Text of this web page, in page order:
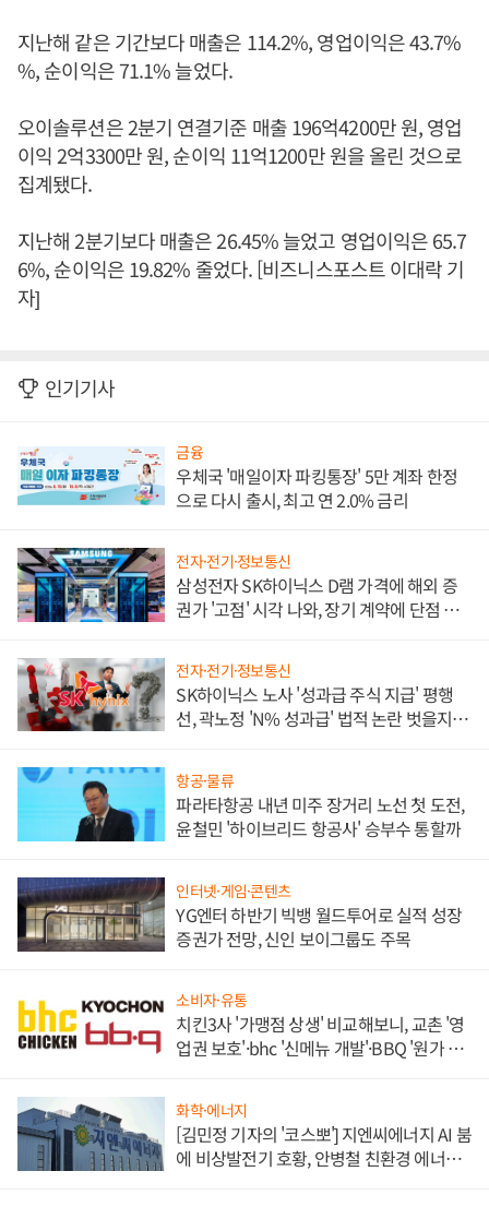
지난해 같은 기간보다 매출은 114.2%, 영업이익은 43.7%
%, 순이익은 71.1% 늘었다.
오이솔루션은 2분기 연결기준 매출 196억4200만 원, 영업
이익 2억3300만 원, 순이익 11억1200만 원을 올린 것으로
집계됐다.
지난해 2분기보다 매출은 26.45% 늘었고 영업이익은 65.7
6%, 순이익은 19.82% 줄었다. [비즈니스포스트 이대락 기
자]
인기기사
금융
우체국 '매일이자 파킹통장' 5만 계좌 한정
으로 다시 출시, 최고 연 2.0% 금리
전자·전기·정보통신
삼성전자 SK하이닉스 D램 가격에 해외 증
권가 '고점' 시각 나와, 장기 계약에 단점 부
전자·전기·정보통신
SK하이닉스 노사 '성과급 주식 지급' 평행
선, 곽노정 'N% 성과급' 법적 논란 벗을지 주
항공·물류
파라타항공 내년 미주 장거리 노선 첫 도전,
윤철민 '하이브리드 항공사' 승부수 통할까
인터넷·게임·콘텐츠
YG엔터 하반기 빅뱅 월드투어로 실적 성장
증권가 전망, 신인 보이그룹도 주목
소비자·유통
치킨3사 '가맹점 상생' 비교해보니, 교촌 '영
업권 보호'·bhc '신메뉴 개발'·BBQ '원가 부
화학·에너지
[김민정 기자의 '코스뽀'] 지엔씨에너지 AI 붐
에 비상발전기 호황, 안병철 친환경 에너지